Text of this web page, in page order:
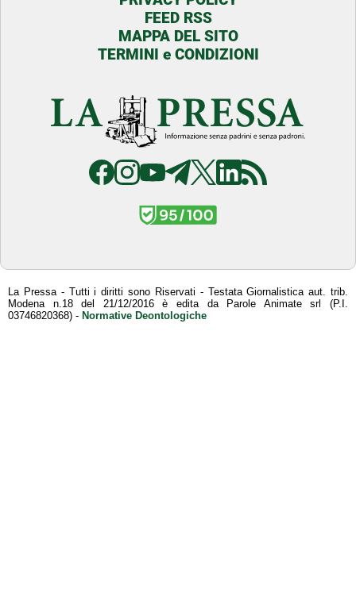
FEED RSS
MAPPA DEL SITO
TERMINI e CONDIZIONI
La Pressa - Tutti i diritti sono Riservati - Testata Giornalistica aut. trib.
Modena n.18 del 21/12/2016 è edita da Parole Animate srl (P.I.
03746820368) - Normative Deontologiche